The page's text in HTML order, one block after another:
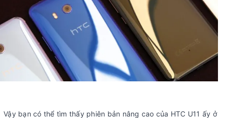
Vậy bạn có thể tìm thấy phiên bản nâng cao của HTC U11 ấy ở